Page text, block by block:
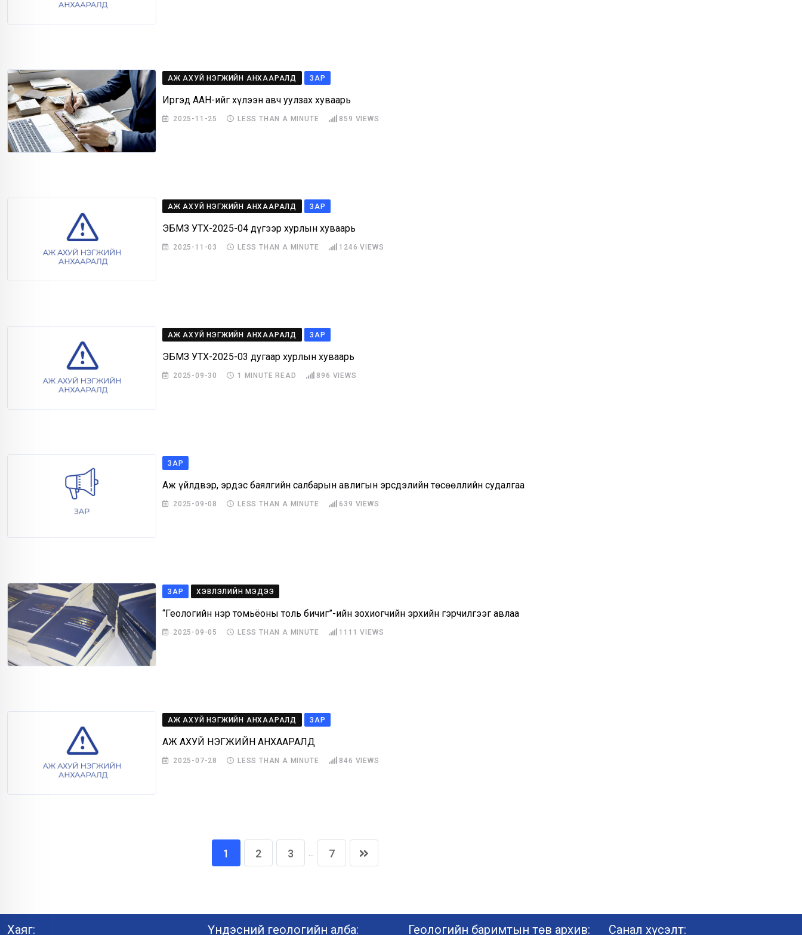
АЖ АХУЙ НЭГЖИЙН АНХААРАЛД ЗАР
Иргэд ААН-ийг хүлээн авч уулзах хуваарь
2025-11-25 LESS THAN A MINUTE 859 VIEWS
АЖ АХУЙ НЭГЖИЙН АНХААРАЛД ЗАР
ЭБМЗ УТХ-2025-04 дүгээр хурлын хуваарь
2025-11-03 LESS THAN A MINUTE 1246 VIEWS
АЖ АХУЙ НЭГЖИЙН АНХААРАЛД ЗАР
ЭБМЗ УТХ-2025-03 дугаар хурлын хуваарь
2025-09-30 1 MINUTE READ 896 VIEWS
ЗАР
Аж үйлдвэр, эрдэс баялгийн салбарын авлигын эрсдэлийн төсөөллийн судалгаа
2025-09-08 LESS THAN A MINUTE 639 VIEWS
ЗАР ХЭВЛЭЛИЙН МЭДЭЭ
“Геологийн нэр томьёоны толь бичиг”-ийн зохиогчийн эрхийн гэрчилгээг авлаа
2025-09-05 LESS THAN A MINUTE 1111 VIEWS
АЖ АХУЙ НЭГЖИЙН АНХААРАЛД ЗАР
АЖ АХУЙ НЭГЖИЙН АНХААРАЛД
2025-07-28 LESS THAN A MINUTE 846 VIEWS
1 2 3 7
Хаяг: Үндэсний геологийн алба: Геологийн баримтын төв архив: Санал хүсэлт: